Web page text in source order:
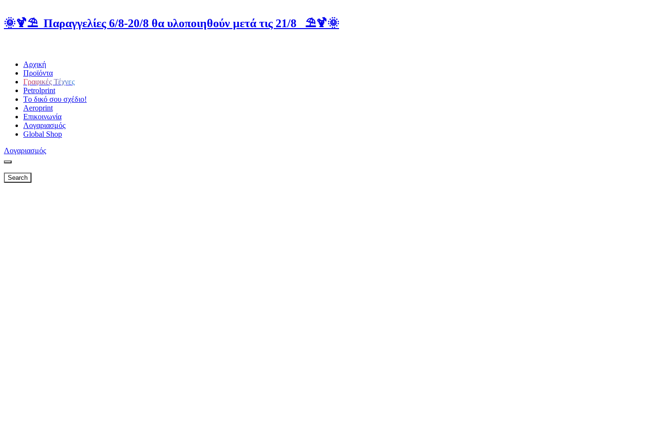
🌞🍹⛱️ Παραγγελίες 6/8-20/8 θα υλοποιηθούν μετά τις 21/8 ⛱️🍹🌞
Αρχική
Προϊόντα
Γραφικές Τέχνες
Petrolprint
Tο δικό σου σχέδιο!
Aeroprint
Επικοινωνία
Λογαριασμός
Global Shop
Λογαριασμός